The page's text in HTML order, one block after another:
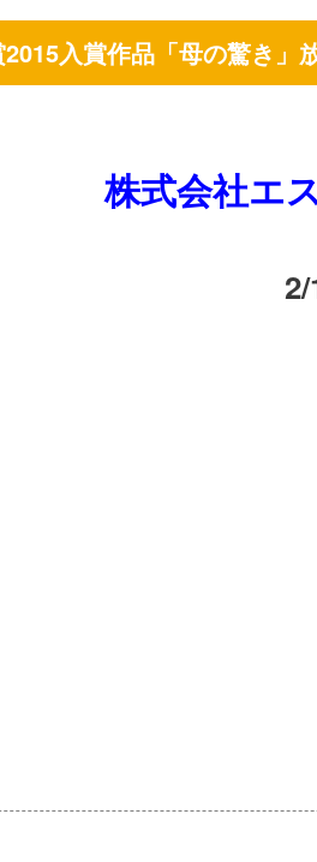
入賞作品「母の驚き」
株式会社エ